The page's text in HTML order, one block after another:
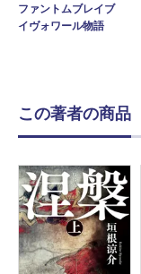
ファントムブレイブ
イヴォワール物語
この著者の商品